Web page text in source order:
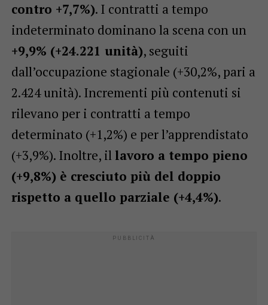
contro +7,7%). I contratti a tempo
indeterminato dominano la scena con un
+9,9% (+24.221 unità), seguiti
dall’occupazione stagionale (+30,2%, pari a
2.424 unità). Incrementi più contenuti si
rilevano per i contratti a tempo
determinato (+1,2%) e per l’apprendistato
(+3,9%). Inoltre, il lavoro a tempo pieno
(+9,8%) è cresciuto più del doppio
rispetto a quello parziale (+4,4%).